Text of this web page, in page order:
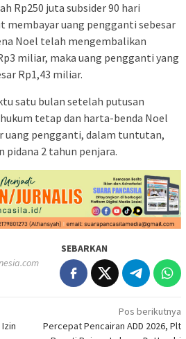
Rp250 juta subsider 90 hari
membayar uang pengganti sebesar
Noel telah mengembalikan
miliar, maka uang pengganti yang
Rp1,43 miliar.
satu bulan setelah putusan
tetap dan harta-benda Noel
uang pengganti, dalam tuntutan,
pidana 2 tahun penjara.
SEBARKAN
Pos berikutnya
Percepat Pencairan ADD 2026, Plt